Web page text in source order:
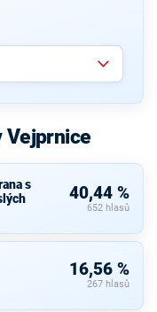
Vejprnice
s
40,44 %
652 hlasů
16,56 %
267 hlasů